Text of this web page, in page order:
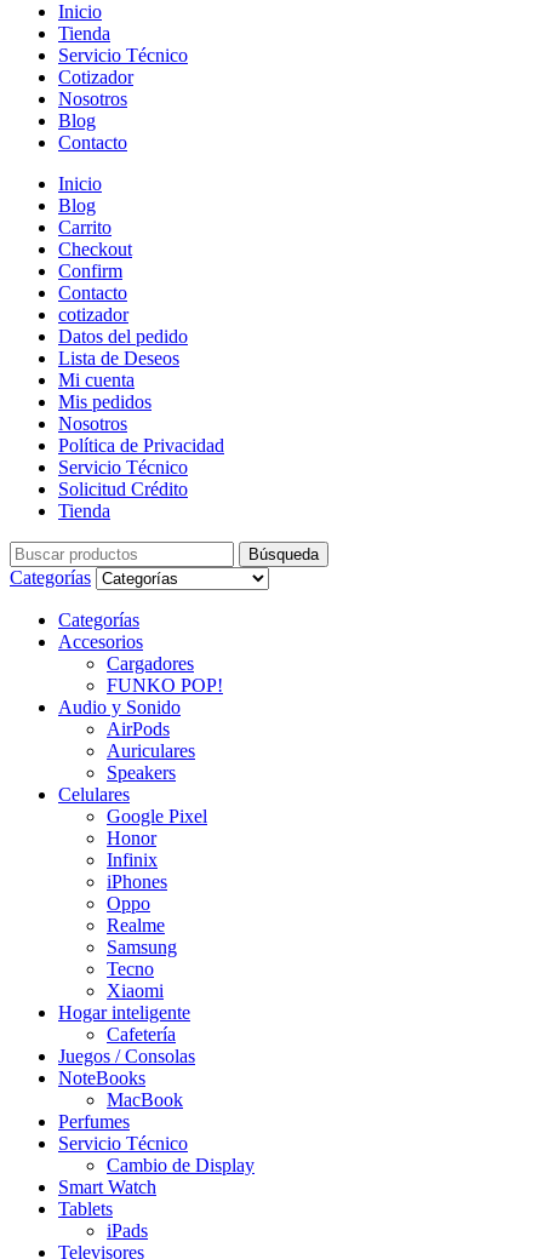
Inicio
Tienda
Servicio Técnico
Cotizador
Nosotros
Blog
Contacto
Inicio
Blog
Carrito
Checkout
Confirm
Contacto
cotizador
Datos del pedido
Lista de Deseos
Mi cuenta
Mis pedidos
Nosotros
Política de Privacidad
Servicio Técnico
Solicitud Crédito
Tienda
Búsqueda
de:
Búsqueda
Categorías
Categorías
Accesorios
Cargadores
FUNKO POP!
Audio y Sonido
AirPods
Auriculares
Speakers
Celulares
Google Pixel
Honor
Infinix
iPhones
Oppo
Realme
Samsung
Tecno
Xiaomi
Hogar inteligente
Cafetería
Juegos / Consolas
NoteBooks
MacBook
Perfumes
Servicio Técnico
Cambio de Display
Smart Watch
Tablets
iPads
Televisores